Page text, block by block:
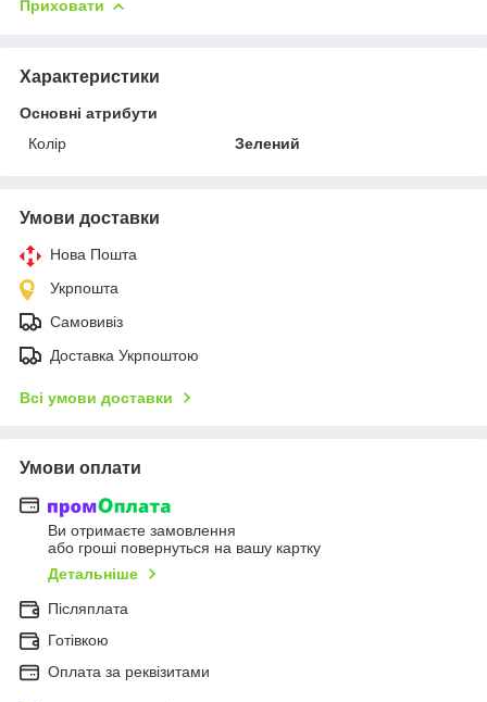
Приховати
Характеристики
Основні атрибути
Колір
Зелений
Умови доставки
Нова Пошта
Укрпошта
Самовивіз
Доставка Укрпоштою
Всі умови доставки
Умови оплати
Ви отримаєте замовлення
або гроші повернуться на вашу картку
Детальніше
Післяплата
Готівкою
Оплата за реквізитами